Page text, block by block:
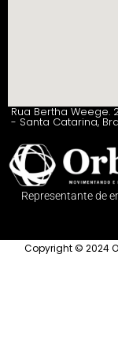
Rua Bertha Weege.
- Santa Catarina,
Representante de
Copyright © 2024